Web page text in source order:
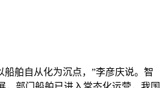
舶自从化为沉点，”李彦庆说。智